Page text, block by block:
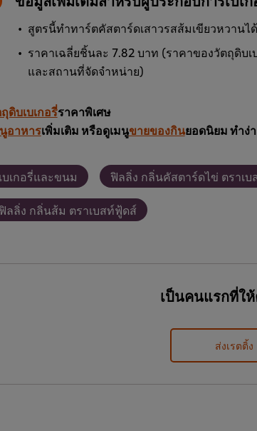
สูตรนี้ทำทาร์ตคัสตาร์ดเสาวรสส้มเขียวหวาน
ราคาเฉลี่ยชิ้นละ 7.82 บาท (ราคาของวัตถุดิบ
และสถานที่จัดจำหน่าย)
ดิบเบเกอรี่ราคาพิเศษ
อาหารเพิ่มเติม หรือดูเมนูขายของกินยอดนิยม ทำง่
เบเกอรี่และขนม ฟิลลิ่ง กลิ่นคัสตาร์ดไข่ ตราเ
ลลิ่ง กลิ่นส้ม ตราเบสท์ฟู้ดส์
เป็นคนแรกที่ใ
ส่งเรตติ้ง